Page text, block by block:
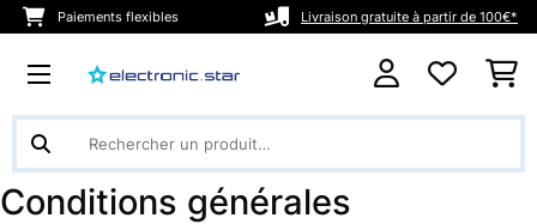
Paiements flexibles Livraison gratuite à partir de 100€*
Conditions générales